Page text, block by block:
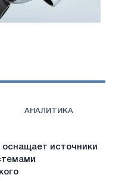
АНАЛИТИКА
оснащает источники